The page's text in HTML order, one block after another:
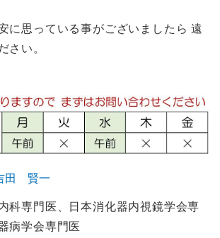
に思っている事がございましたら 遠
さい。
田 賢一
科専門医、日本消化器内視鏡学会専
病学会専門医